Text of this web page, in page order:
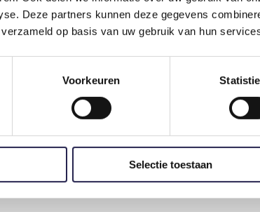
Deze partners kunnen deze gegevens
op basis van uw gebruik van hun
Voorkeuren
Selectie toestaan